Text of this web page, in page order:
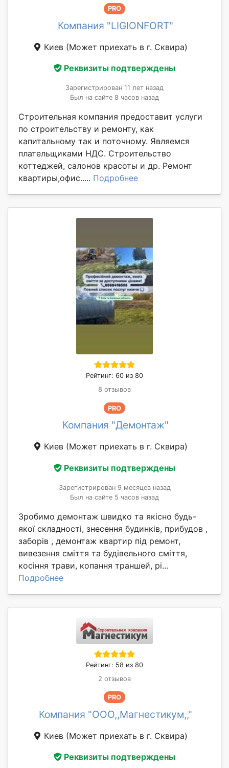
PRO
Компания "LIGIONFORT"
Киев (Может приехать в г. Сквирa)
Реквизиты подтверждены
Зарегистрирован 11 лет назад
Был на сайте 8 часов назад
Строительная компания предоставит услуги
по строительству и ремонту, как
капитальному так и поточному. Являемся
плательщиками НДС. Строительство
коттеджей, салонов красоты и др. Ремонт
квартиры,офис..... Подробнее
Рейтинг: 60 из 80
8 отзывов
PRO
Компания "Демонтаж"
Киев (Может приехать в г. Сквирa)
Реквизиты подтверждены
Зарегистрирован 9 месяцев назад
Был на сайте 5 часов назад
Зробимо демонтаж швидко та якісно будь-
якої складності, знесення будинків, прибудов ,
заборів , демонтаж квартир під ремонт,
вивезення сміття та будівельного сміття,
косіння трави, копання траншей, рі...
Подробнее
Рейтинг: 58 из 80
2 отзывов
PRO
Компания "ООО,,Магнестикум,,"
Киев (Может приехать в г. Сквирa)
Реквизиты подтверждены